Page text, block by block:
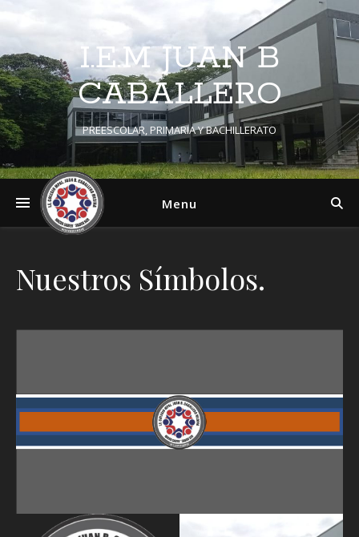
I.E.M JUAN B
CABALLERO
PREESCOLAR, PRIMARIA Y BACHILLERATO
Menu
Nuestros Símbolos.